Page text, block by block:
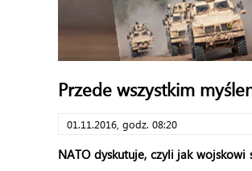
Przede wszystkim
01.11.2016, godz. 08:20
NATO dyskutuje, czyli jak wojskowi